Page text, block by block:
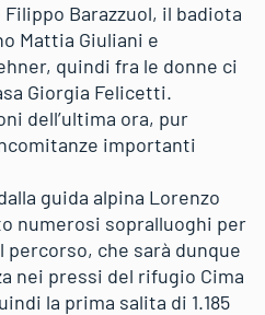
Barazzuol, il badiota
Mattia Giuliani e
quindi fra le donne ci
Giorgia Felicetti.
dell’ultima ora, pur
importanti
guida alpina Lorenzo
numerosi sopralluoghi per
percorso, che sarà dunque
nei pressi del rifugio Cima
la prima salita di 1.185